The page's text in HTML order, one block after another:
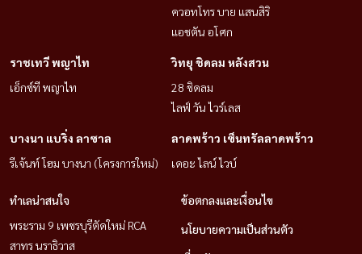
ควอทโทร บาย แสนสิริ
แอชตัน อโศก
ราชเทวี พญาไท
เอ็กซ์ที พญาไท
วิทยุ ชิดลม หลังสวน
28 ชิดลม
ไลฟ์ วัน ไวร์เลส
บางนา แบริ่ง ลาซาล
รีเจ้นท์ โฮม บางนา (โครงการใหม่)
ลาดพร้าว เซ็นทรัลลาดพร้าว
เดอะ ไลน์ ไวบ์
ทำเลน่าสนใจ
พระราม 9 เพชรบุรีตัดใหม่ RCA
สาทร นราธิวาส
ข้อตกลงและเงื่อนไข
นโยบายความเป็นส่วนตัว